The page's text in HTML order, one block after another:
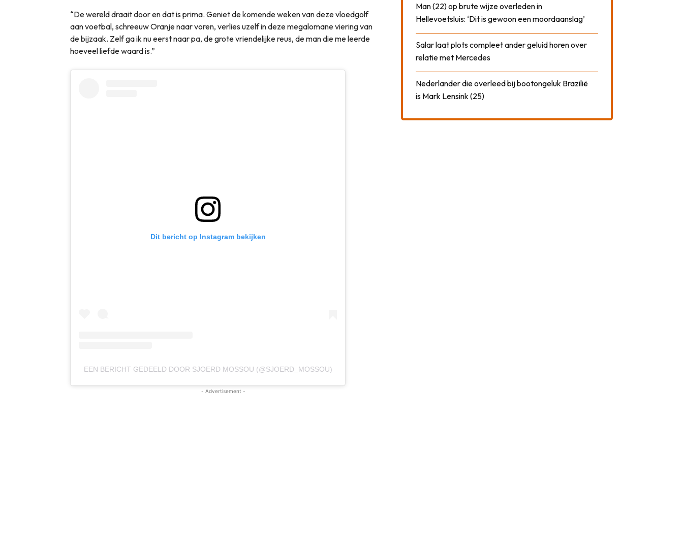
“De wereld draait door en dat is prima. Geniet de komende weken van deze vloedgolf
aan voetbal, schreeuw Oranje naar voren, verlies uzelf in deze megalomane viering van
de bijzaak. Zelf ga ik nu eerst naar pa, de grote vriendelijke reus, de man die me leerde
hoeveel liefde waard is.”
Dit bericht op Instagram bekijken
EEN BERICHT GEDEELD DOOR SJOERD MOSSOU (@SJOERD_MOSSOU)
- Advertisement -
Man (22) op brute wijze overleden in
Hellevoetsluis: ‘Dit is gewoon een moordaanslag’
Salar laat plots compleet ander geluid horen over
relatie met Mercedes
Nederlander die overleed bij bootongeluk Brazilië
is Mark Lensink (25)